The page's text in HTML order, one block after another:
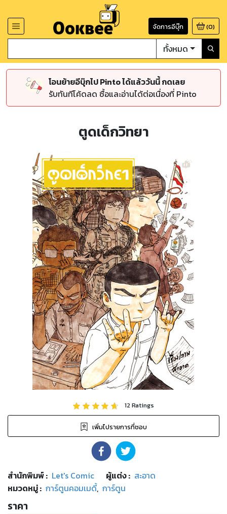
จัดการอีบุ๊ก (0)
ทั้งหมด
โอนย้ายอีบุ๊กไป Pinto ได้แล้ววันนี้ กดเลย
รับทันทีโค้ดลด ซื้อและอ่านได้ต่อเนื่องที่ Pinto
ตูดเด็กวิทยา
12Ratings
เพิ่มไปรายการที่ชอบ
สำนักพิมพ์: Let's Comic ผู้แต่ง : สะอาด
หมวดหมู่: การ์ตูนคอมเมดี้, การ์ตูน
ราคา